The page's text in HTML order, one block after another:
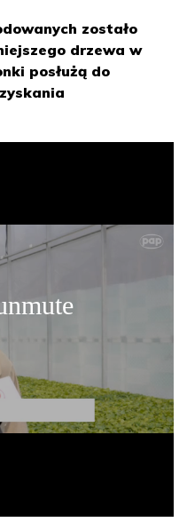
zostało
drzewa w
posłużą do